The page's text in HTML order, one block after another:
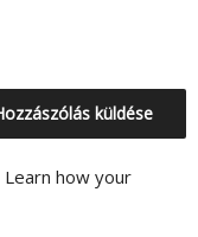
Learn how your